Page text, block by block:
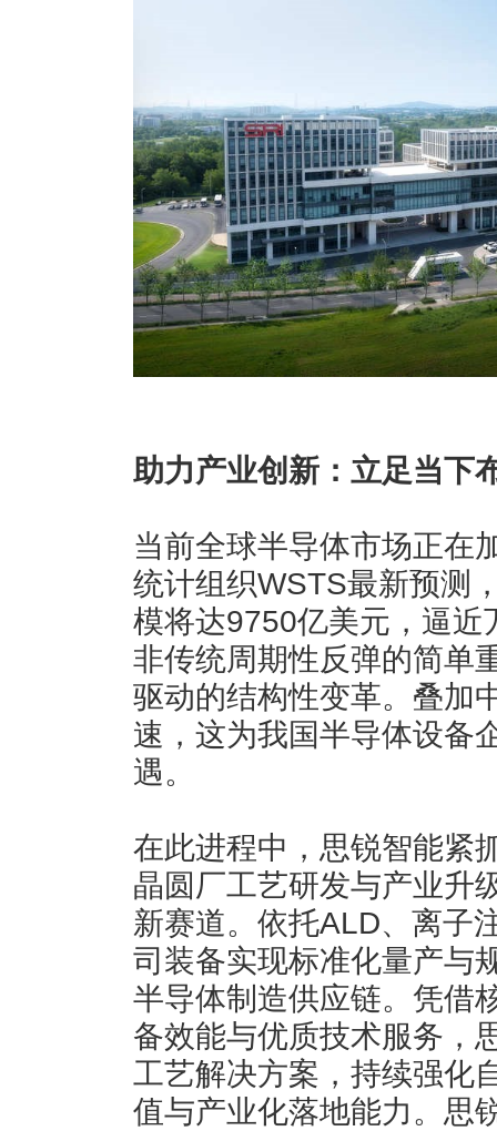
助力产业创新：立足当下
当前全球半导体市场正在
统计组织WSTS最新预测
模将达9750亿美元，逼
非传统周期性反弹的简单
驱动的结构性变革。叠加
速，这为我国半导体设备
遇。
在此进程中，思锐智能紧
晶圆厂工艺研发与产业升
新赛道。依托ALD、离子
司装备实现标准化量产与
半导体制造供应链。凭借
备效能与优质技术服务，
工艺解决方案，持续强化
值与产业化落地能力。思